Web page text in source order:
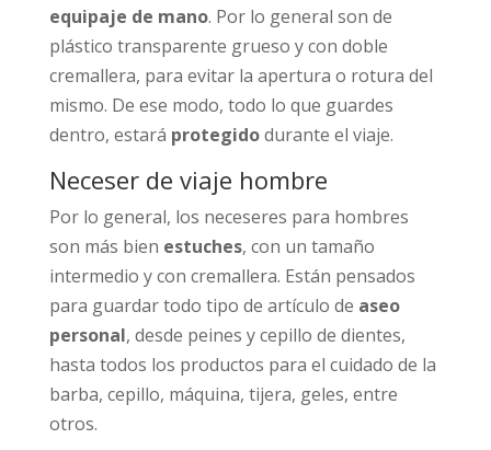
equipaje de mano. Por lo general son de
plástico transparente grueso y con doble
cremallera, para evitar la apertura o rotura del
mismo. De ese modo, todo lo que guardes
dentro, estará protegidodurante el viaje.
Neceser de viaje hombre
Por lo general, los neceseres para hombres
son más bien estuches, con un tamaño
intermedio y con cremallera. Están pensados
para guardar todo tipo de artículo de aseo
personal, desde peines y cepillo de dientes,
hasta todos los productos para el cuidado de la
barba, cepillo, máquina, tijera, geles, entre
otros.